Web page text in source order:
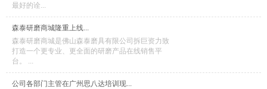
最好的诠...
森泰研磨商城隆重上线...
森泰研磨商城是佛山森泰磨具有限公司拆巨资力致
打造一个更专业、更全面的研磨产品在线销售平
台。 ...
公司各部门主管在广州思八达培训现...